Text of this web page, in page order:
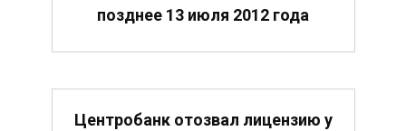
позднее 13 июля 2012 года
Центробанк отозвал лицензию у